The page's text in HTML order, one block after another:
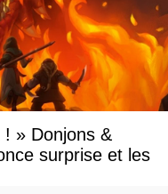
» Donjons &
surprise et les